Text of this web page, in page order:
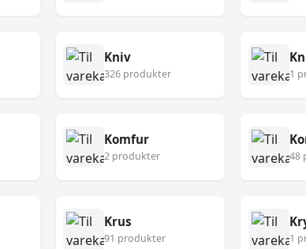
Kniv
326 produkter 1
Komfur
2 produkter 48
Krus
91 produkter 1